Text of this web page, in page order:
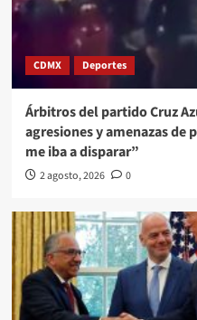
CDMX Deportes
Árbitros del partido Cruz
agresiones y amenazas de
me iba a disparar”
2 agosto, 2026 0